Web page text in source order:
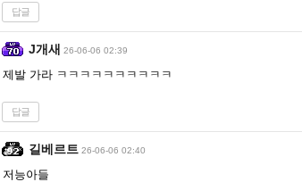
답글
J개새 26-06-06 02:39
제발 가라 ㅋㅋㅋㅋㅋㅋㅋㅋㅋㅋ
답글
길베르트 26-06-06 02:40
저능아들